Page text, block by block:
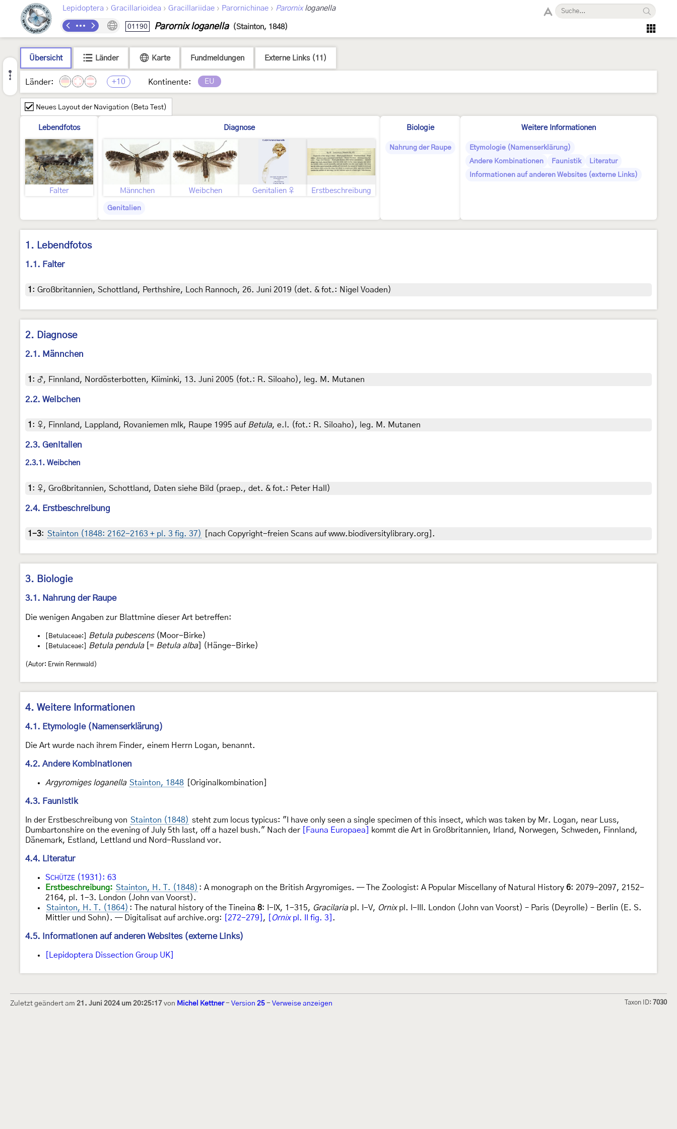
Lepidoptera › Gracillarioidea › Gracillariidae › Parornichinae › Parornixloganella
01190 Parornix loganella (Stainton, 1848)
Übersicht Länder Karte Fundmeldungen Externe Links (11)
Länder: +10 Kontinente: EU
Neues Layout der Navigation (Beta Test)
Lebendfotos
Falter
Diagnose
Männchen Weibchen Genitalien ♀ Erstbeschreibung
Genitalien
Biologie
Nahrung der Raupe
Weitere Informationen
Etymologie (Namenserklärung)
Andere Kombinationen
Faunistik
Literatur
Informationen auf anderen Websites (externe Links)
1. Lebendfotos
1.1. Falter
1 : Großbritannien, Schottland, Perthshire, Loch Rannoch, 26. Juni 2019 (det. & fot.: Nigel Voaden)
2. Diagnose
2.1. Männchen
1 : ♂, Finnland, Nordösterbotten, Kiiminki, 13. Juni 2005 (fot.: R. Siloaho), leg. M. Mutanen
2.2. Weibchen
1 : ♀, Finnland, Lappland, Rovaniemen mlk, Raupe 1995 auf Betula, e.l. (fot.: R. Siloaho), leg. M. Mutanen
2.3. Genitalien
2.3.1. Weibchen
1 : ♀, Großbritannien, Schottland, Daten siehe Bild (praep., det. & fot.: Peter Hall)
2.4. Erstbeschreibung
1-3: Stainton (1848: 2162-2163 + pl. 3 fig. 37) [nach Copyright-freien Scans auf www.biodiversitylibrary.org].
3. Biologie
3.1. Nahrung der Raupe
Die wenigen Angaben zur Blattmine dieser Art betreffen:
[Betulaceae:] Betula pubescens(Moor-Birke)
[Betulaceae:] Betula pendula[= Betula alba] (Hänge-Birke)
(Autor: Erwin Rennwald)
4. Weitere Informationen
4.1. Etymologie (Namenserklärung)
Die Art wurde nach ihrem Finder, einem Herrn Logan, benannt.
4.2. Andere Kombinationen
Argyromiges loganella Stainton, 1848 [Originalkombination]
4.3. Faunistik
In der Erstbeschreibung von Stainton (1848) steht zum locus typicus: "I have only seen a single specimen of this insect, which was taken by Mr. Logan, near Luss,
Dumbartonshire on the evening of July 5th last, off a hazel bush." Nach der
[Fauna Europaea]
kommt die Art in Großbritannien, Irland, Norwegen, Schweden, Finnland,
Dänemark, Estland, Lettland und Nord-Russland vor.
4.4. Literatur
SCHÜTZE (1931): 63
Erstbeschreibung: Stainton, H. T. (1848) : A monograph on the British Argyromiges. — The Zoologist: A Popular Miscellany of Natural History 6: 2079-2097, 2152-
2164, pl. 1-3. London (John van Voorst).
Stainton, H. T. (1864) : The natural history of the Tineina 8: I-IX, 1-315, Gracilariapl. I-V, Ornixpl. I-III. London (John van Voorst) – Paris (Deyrolle) – Berlin (E. S.
Mittler und Sohn). — Digitalisat auf archive.org:
[272-279] , Ornixpl. II fig. 3] .
4.5. Informationen auf anderen Websites (externe Links)
[Lepidoptera Dissection Group UK]
Zuletzt geändert am 21. Juni 2024 um 20:25:17 von Michel Kettner- Version 25 - Verweise anzeigen Taxon ID: 7030